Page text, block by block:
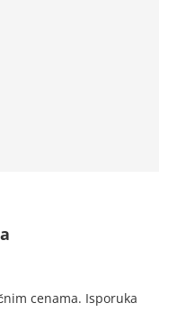
cenama. Isporuka